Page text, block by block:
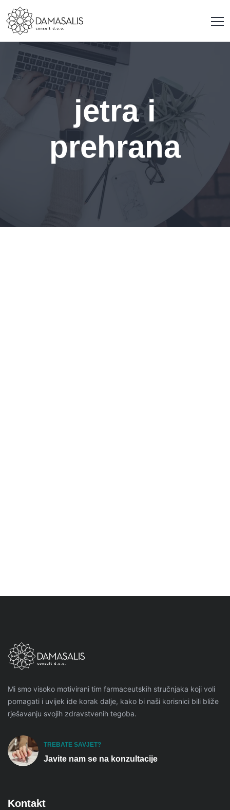
jetra i
prehrana
Mi smo visoko motivirani tim farmaceutskih stručnjaka koji voli
pomagati i uvijek ide korak dalje, kako bi naši korisnici bili bliže
rješavanju svojih zdravstvenih tegoba.
TREBATE SAVJET?
Javite nam se na konzultacije
Kontakt